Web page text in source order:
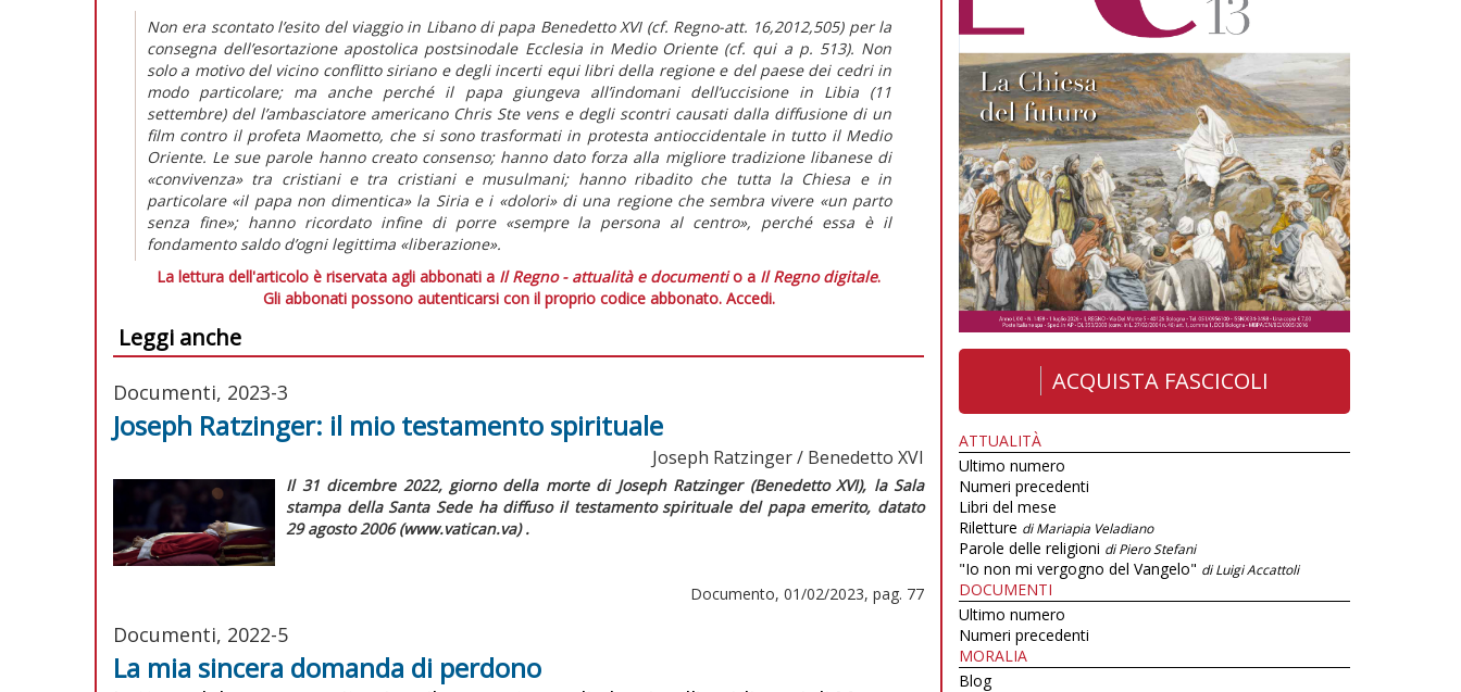
Non era scontato l’esito del viaggio in Libano di papa Benedetto XVI (cf. Regno-att. 16,2012,505) per la
consegna dell’esortazione apostolica postsinodale Ecclesia in Medio Oriente (cf. qui a p. 513). Non
solo a motivo del vicino conflitto siriano e degli incerti equi libri della regione e del paese dei cedri in
modo particolare; ma anche perché il papa giungeva all’indomani dell’uccisione in Libia (11
settembre) del l’ambasciatore americano Chris Ste vens e degli scontri causati dalla diffusione di un
film contro il profeta Maometto, che si sono trasformati in protesta antioccidentale in tutto il Medio
Oriente. Le sue parole hanno creato consenso; hanno dato forza alla migliore tradizione libanese di
«convivenza» tra cristiani e tra cristiani e musulmani; hanno ribadito che tutta la Chiesa e in
particolare «il papa non dimentica» la Siria e i «dolori» di una regione che sembra vivere «un parto
senza fine»; hanno ricordato infine di porre «sempre la persona al centro», perché essa è il
fondamento saldo d’ogni legittima «liberazione».
La lettura dell'articolo è riservata agli abbonati a Il Regno - attualità e documentio a Il Regno digitale.
Gli abbonati possono autenticarsi con il proprio codice abbonato. Accedi.
Leggi anche
Documenti, 2023-3
Joseph Ratzinger: il mio testamento spirituale
Joseph Ratzinger / Benedetto XVI
Il 31 dicembre 2022, giorno della morte di Joseph Ratzinger (Benedetto XVI), la Sala
stampa della Santa Sede ha diffuso il testamento spirituale del papa emerito, datato
29 agosto 2006 (www.vatican.va) .
Documento, 01/02/2023, pag. 77
Documenti, 2022-5
La mia sincera domanda di perdono
ACQUISTA FASCICOLI
ATTUALITÀ
Ultimo numero
Numeri precedenti
Libri del mese
Riletture di Mariapia Veladiano
Parole delle religioni di Piero Stefani
"Io non mi vergogno del Vangelo" di Luigi Accattoli
DOCUMENTI
Ultimo numero
Numeri precedenti
MORALIA
Blog